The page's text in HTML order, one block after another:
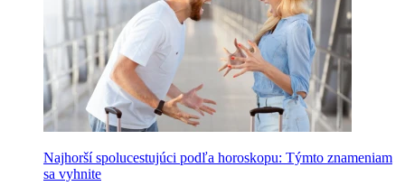
Najhorší spolucestujúci podľa horoskopu: Týmto znameniam
sa vyhnite